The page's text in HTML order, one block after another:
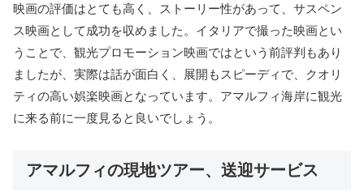
映画の評価はとても高く、ストーリー性があって、サスペン
ス映画として成功を収めました。イタリアで撮った映画とい
うことで、観光プロモーション映画ではという前評判もあり
ましたが、実際は話が面白く、展開もスピーディで、クオリ
ティの高い娯楽映画となっています。アマルフィ海岸に観光
に来る前に一度見ると良いでしょう。
アマルフィの現地ツアー、送迎サービス